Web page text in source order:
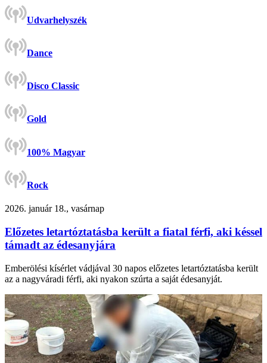
Udvarhelyszék
Dance
Disco Classic
Gold
100% Magyar
Rock
2026. január 18., vasárnap
Előzetes letartóztatásba került a fiatal férfi, aki késsel
támadt az édesanyjára
Emberölési kísérlet vádjával 30 napos előzetes letartóztatásba került
az a nagyváradi férfi, aki nyakon szúrta a saját édesanyját.